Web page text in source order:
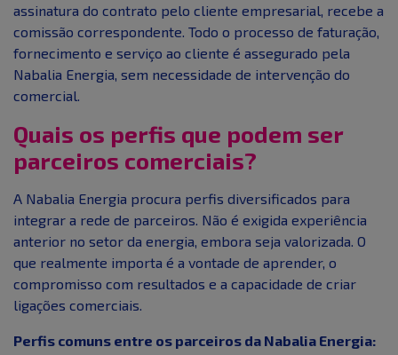
assinatura do contrato pelo cliente empresarial, recebe a
comissão correspondente. Todo o processo de faturação,
fornecimento e serviço ao cliente é assegurado pela
Nabalia Energia, sem necessidade de intervenção do
comercial.
Quais os perfis que podem ser
parceiros comerciais?
A Nabalia Energia procura perfis diversificados para
integrar a rede de parceiros. Não é exigida experiência
anterior no setor da energia, embora seja valorizada. O
que realmente importa é a vontade de aprender, o
compromisso com resultados e a capacidade de criar
ligações comerciais.
Perfis comuns entre os parceiros da Nabalia Energia: